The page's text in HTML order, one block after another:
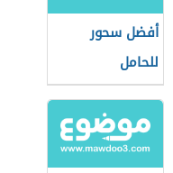
أفضل سحور
للحامل